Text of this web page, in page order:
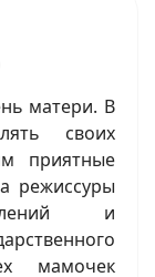
матери. В
своих
приятные
режиссуры
и
мамочек